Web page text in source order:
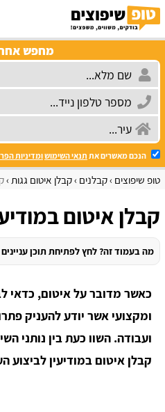
מחפש
הנכם מאשרים את תנאי השימושומדיניות
טופ שיפוצים קבלנים קבלן איטום גגות
קבלן איטום
מה בעמוד זה? לחץ לפתיחת תוכן עניינים
כאשר מדובר על איטום, כדאי
ומקצועי אשר יודע להעניק
ועבודה. השוו כעת בין נותני
קבלן איטום במודיעין לביצוע